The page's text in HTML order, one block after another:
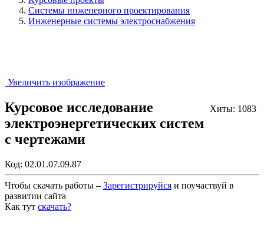
Системы инженерного проектирования
Инженерные системы электроснабжения
Увеличить изображение
Хиты: 1083
Курсовое исследование
электроэнергетических систем
с чертежами
Код: 02.01.07.09.87
Чтобы скачать работы – Зарегистрируйся и поучаствуй в
развитии сайта
Как тут скачать?